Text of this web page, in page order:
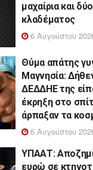
μαχαίρια και
κλαδέματος
6 Αυγούστου
Θύμα απάτης
Μαγνησία:
ΔΕΔΔΗΕ της
έκρηξη στο
άρπαξαν τα
6 Αυγούστου
ΥΠΑΑΤ:
ευρώ σε